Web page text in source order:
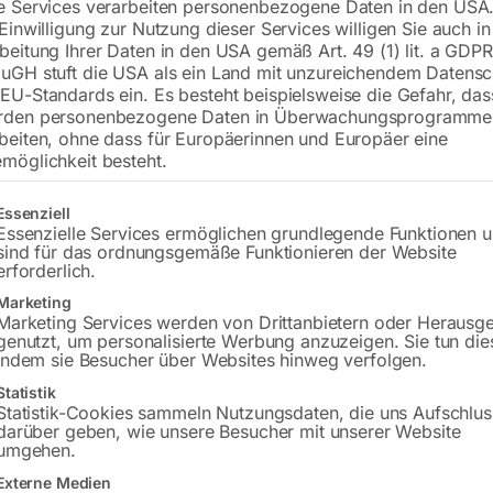
€2.910,00
inkl. MwSt. zzgl.Versandkosten
Lieferzeit:ca. 5 - 10 Werktage
Bitte beachten Sie: Die Versandkosten
In den
Sie haben
Anfrageformular
Services verarbeiten personenbezogene Daten in den
zur Nutzung dieser Services willigen Sie auch
Ihrer Daten in den USA gemäß Art. 49 (1) lit. a
stuft die USA als ein Land mit unzureichendem
Standards ein. Es besteht beispielsweise die Gefahr,
personenbezogene Daten in
ohne dass für Europäerinnen und Europäer eine
besteht.
eine Liste der Service-Gruppen, für die eine Einwilligung erteilt
Services ermöglichen grundlegende Funktionen
für das ordnungsgemäße Funktionieren der Website
Services werden von Drittanbietern oder
um personalisierte Werbung anzuzeigen. Sie tun
sie Besucher über Websites hinweg verfolgen.
Cookies sammeln Nutzungsdaten, die uns
geben, wie unsere Besucher mit unserer Website
Medien